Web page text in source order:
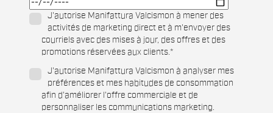
J'autorise Manifattura Valcismon à mener des
activités de marketing direct et à m'envoyer des
courriels avec des mises à jour, des offres et des
promotions réservées aux clients.*
J'autorise Manifattura Valcismon à analyser mes
préférences et mes habitudes de consommation
afin d'améliorer l'offre commerciale et de
personnaliser les communications marketing.